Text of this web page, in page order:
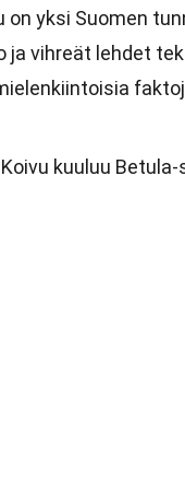
on yksi Suomen
ja vihreät lehdet
Koivu kuuluu